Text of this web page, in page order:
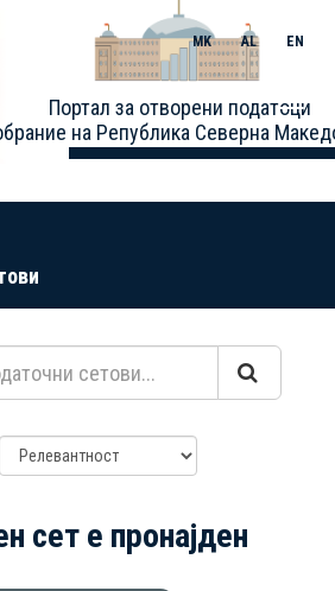
Портал за отворени податоци
на Република Северна
MK AL EN
Toggle
сет е пронајден